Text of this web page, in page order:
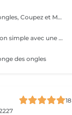
Dissolvant pour nettoyer completement les ongles, Coupez et Modelez les ongles avec une lime, Mouillez les mains quelques minutes pour ramollir les cuticules, Pousses les Cuticules avec batone pour repousser doucement vers l'arrière et coupez les excès, Hydratez les Mains avec crème et les cuticules pour maintenir la peau douce, Appliquez une base transparent pour protéger les ongles. Attendez suffisamment de tempos pour sèche.
1. Pose Semi-Permanente Classique Application simple avec une fine couche de base. Idéale pour celles qui souhaitent de la couleur, de la brillance et un léger renfort. Tenue moyenne 2 semaines. 2. Pose Semi + Renfort Combinaison d'une base classique avec une couche de renfort. Offre une meilleure résistance que le semi-permanent classique, parfaite pour les ongles naturels. Moyenne Tenue de 2 à 3 semaines. 3. Pose Semi + Fiber Ultra Base classique combinée à un gel enrichi en fibres, idéale pour les ongles fragiles ou nécessitant un renforcement supplémentaire. Tenue Moyenne 3 à 4 semaines.
des ongles
18